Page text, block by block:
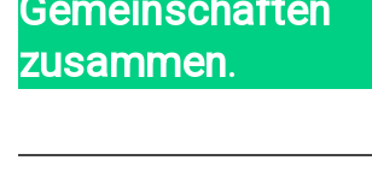
Gemeinschaften
zusammen.